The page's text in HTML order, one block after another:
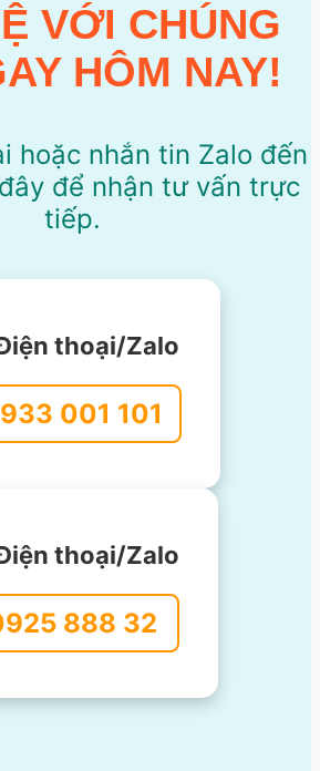
VỚI CHÚNG
HÔM NAY!
hoặc nhắn tin Zalo đến
để nhận tư vấn trực
tiếp.
thoại/Zalo
001 101
thoại/Zalo
888 32